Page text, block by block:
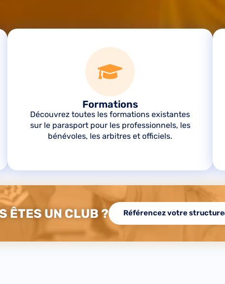
Formations
Découvrez toutes les formations existantes
sur le parasport pour les professionnels, les
bénévoles, les arbitres et officiels.
ÊTES UN CLUB ? Référencez votre structure